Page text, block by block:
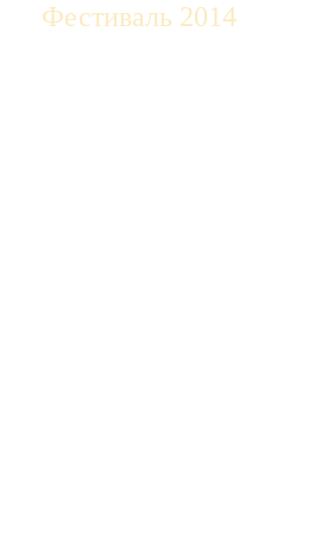
Фестиваль 2014